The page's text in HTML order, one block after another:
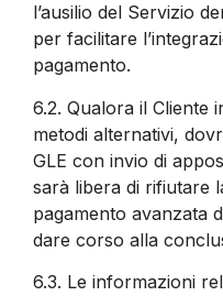
l’ausilio del Servizio
per facilitare
pagamento.
6.2. Qualora il Cliente
metodi alternativi,
GLE con invio di
sarà libera di rifiutare
pagamento avanzata
dare corso alla
6.3. Le informazioni